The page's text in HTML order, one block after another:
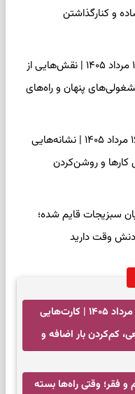
و کنارگذاشتن
فال قهوه امروز جمعه ۱۶ مرداد ۱۴۰۵ | نقش‌هایی از
پنهان و راه‌های
فال شمع امروز جمعه ۱۶ مرداد ۱۴۰۵ | نشانه‌هایی
کارها و روشن‌کردن
سبزیجات قایم شده؛
فال تاروت امروز شنبه ۱۷ مرداد ۱۴۰۵ | کارت‌هایی
کم‌کردن بار اضافه و
و فقر؛ وقتی راه‌ها بسته